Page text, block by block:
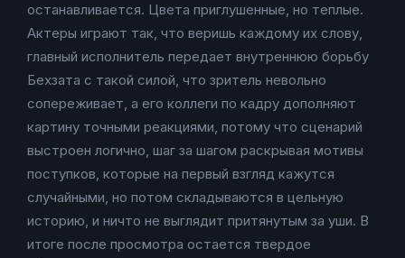
останавливается. Цвета приглушенные, но теплые.
Актеры играют так, что веришь каждому их слову,
главный исполнитель передает внутреннюю борьбу
Бехзата с такой силой, что зритель невольно
сопереживает, а его коллеги по кадру дополняют
картину точными реакциями, потому что сценарий
выстроен логично, шаг за шагом раскрывая мотивы
поступков, которые на первый взгляд кажутся
случайными, но потом складываются в цельную
историю, и ничто не выглядит притянутым за уши. В
итоге после просмотра остается твердое